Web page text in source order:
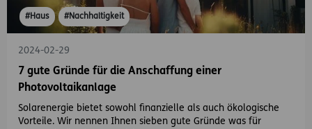
#Haus #Nachhaltigkeit
2024-02-29
7 gute Gründe für die Anschaffung einer
Photovoltaikanlage
Solarenergie bietet sowohl finanzielle als auch ökologische
Vorteile. Wir nennen Ihnen sieben gute Gründe was für